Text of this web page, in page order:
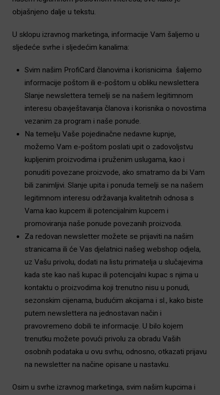
objašnjeno dalje u tekstu.
U sklopu izravnog marketinga, informacije Vam šaljemo u
sljedeće svrhe i sljedećim kanalima:
Svim našim ProfiCard članovima i korisnicima šaljemo
informacije poštom ili e-poštom u obliku newslettera
Slanje newslettera temelji se na našem legitimnom
interesu obavještavanja članova i korisnika o novostima
vezanim za program i naše ponude.
Na temelju Vaše pojedinačne nedavne kupnje,
možemo Vam e-poštom poslati upit o zadovoljstvu
kupljenim proizvodima i pruženim uslugama, kao i
ponuditi povezane proizvode, ako smatramo da bi Vam
bili zanimljivi. Slanje upita i ponuda temelji se na našem
legitimnom interesu održavanja kvalitetnih odnosa s
Vama kao kupcem ili potencijalnim kupcem i
promoviranja naše ponude povezanih proizvoda.
Za redovan newsletter možete se prijaviti na našim
stranicama ili će Vas djelatnici našeg webshop odjela,
uz Vašu privolu, dodati na listu primatelja u slučajevima
kada ste kao naš kupac ili potencijalni kupac s njima u
kontaktu o proizvodima koji trenutno nisu u ponudi,
sezonskim cijenama, budućim akcijama i sl., kako biste
putem newslettera na jednostavan način i
pravovremeno dobili te informacije. U bilo kojem
trenutku možete povući privolu za obradu Vaših
osobnih podataka u ovu svrhu, odnosno, otkazati prijavu
na newsletter na načine opisane u nastavku.
Osim u svrhe izravnog marketinga, svim našim kupcima i